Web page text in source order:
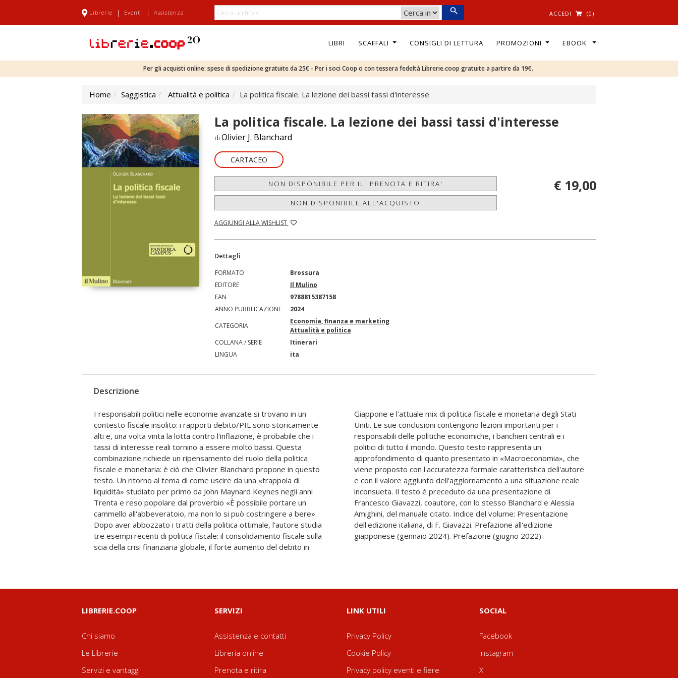
Librerie | Eventi | Assistenza ACCEDI (0)
LIBRI SCAFFALI CONSIGLI DI LETTURA PROMOZIONI EBOOK
Per gli acquisti online: spese di spedizione gratuite da 25€ - Per i soci Coop o con tessera fedeltà Librerie.coop gratuite a partire da 19€.
Home Saggistica Attualità e politica La politica fiscale. La lezione dei bassi tassi d'interesse
La politica fiscale. La lezione dei bassi tassi d'interesse
di Olivier J. Blanchard
CARTACEO
NON DISPONIBILE PER IL 'PRENOTA E RITIRA'
NON DISPONIBILE ALL'ACQUISTO
AGGIUNGI ALLA WISHLIST
€ 19,00
Dettagli
FORMATO
Brossura
EDITORE
Il Mulino
EAN
9788815387158
ANNO PUBBLICAZIONE
2024
CATEGORIA
Economia, finanza e marketing
Attualità e politica
COLLANA / SERIE
Itinerari
LINGUA
ita
Descrizione
I responsabili politici nelle economie avanzate si trovano in un
contesto fiscale insolito: i rapporti debito/PIL sono storicamente
alti e, una volta vinta la lotta contro l'inflazione, è probabile che i
tassi di interesse reali tornino a essere molto bassi. Questa
combinazione richiede un ripensamento del ruolo della politica
fiscale e monetaria: è ciò che Olivier Blanchard propone in questo
testo. Un ritorno al tema di come uscire da una «trappola di
liquidità» studiato per primo da John Maynard Keynes negli anni
Trenta e reso popolare dal proverbio «È possibile portare un
cammello all'abbeveratoio, ma non lo si può costringere a bere».
Dopo aver abbozzato i tratti della politica ottimale, l'autore studia
tre esempi recenti di politica fiscale: il consolidamento fiscale sulla
scia della crisi finanziaria globale, il forte aumento del debito in
Giappone e l'attuale mix di politica fiscale e monetaria degli Stati
Uniti. Le sue conclusioni contengono lezioni importanti per i
responsabili delle politiche economiche, i banchieri centrali e i
politici di tutto il mondo. Questo testo rappresenta un
approfondimento di quanto presentato in «Macroeconomia», che
viene proposto con l'accuratezza formale caratteristica dell'autore
e con il valore aggiunto dell'aggiornamento a una situazione reale
inconsueta. Il testo è preceduto da una presentazione di
Francesco Giavazzi, coautore, con lo stesso Blanchard e Alessia
Amighini, del manuale citato. Indice del volume: Presentazione
dell'edizione italiana, di F. Giavazzi. Prefazione all'edizione
giapponese (gennaio 2024). Prefazione (giugno 2022).
LIBRERIE.COOP
Chi siamo
Le Librerie
Servizi e vantaggi
SERVIZI
Assistenza e contatti
Libreria online
Prenota e ritira
LINK UTILI
Privacy Policy
Cookie Policy
Privacy policy eventi e fiere
SOCIAL
Facebook
Instagram
X